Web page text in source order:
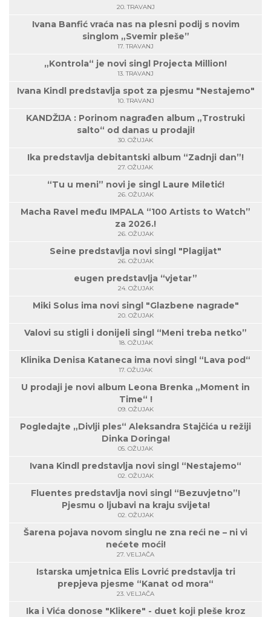
20. TRAVANJ
Ivana Banfić vraća nas na plesni podij s novim
singlom „Svemir pleše”
17. TRAVANJ
„Kontrola“ je novi singl Projecta Million!
13. TRAVANJ
Ivana Kindl predstavlja spot za pjesmu "Nestajemo"
10. TRAVANJ
KANDŽIJA : Porinom nagrađen album „Trostruki
salto“ od danas u prodaji!
30. OŽUJAK
Ika predstavlja debitantski album “Zadnji dan”!
27. OŽUJAK
“Tu u meni” novi je singl Laure Miletić!
26. OŽUJAK
Macha Ravel među IMPALA “100 Artists to Watch”
za 2026.!
26. OŽUJAK
Seine predstavlja novi singl "Plagijat"
26. OŽUJAK
eugen predstavlja “vjetar”
24. OŽUJAK
Miki Solus ima novi singl "Glazbene nagrade"
20. OŽUJAK
Valovi su stigli i donijeli singl “Meni treba netko”
18. OŽUJAK
Klinika Denisa Kataneca ima novi singl “Lava pod“
17. OŽUJAK
U prodaji je novi album Leona Brenka „Moment in
Time“ !
09. OŽUJAK
Pogledajte „Divlji ples“ Aleksandra Stajčića u režiji
Dinka Doringa!
05. OŽUJAK
Ivana Kindl predstavlja novi singl “Nestajemo“
02. OŽUJAK
Fluentes predstavlja novi singl “Bezuvjetno”!
Pjesmu o ljubavi na kraju svijeta!
02. OŽUJAK
Šarena pojava novom singlu ne zna reći ne – ni vi
nećete moći!
27. VELJAČA
Istarska umjetnica Elis Lovrić predstavlja tri
prepjeva pjesme “Kanat od mora“
23. VELJAČA
Ika i Vića donose "Klikere" - duet koji pleše kroz